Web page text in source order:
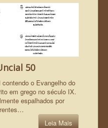
50
o Evangelho do
em grego no século IX.
espalhados por
Leia Mais